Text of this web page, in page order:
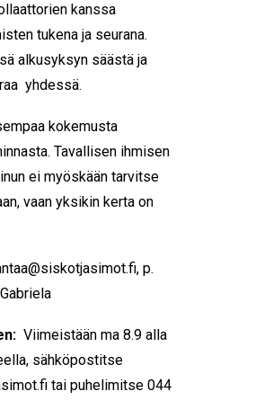
kanssa
tukena ja seurana.
alkusyksyn säästä ja
yhdessä.
kokemusta
Tavallisen ihmisen
ei myöskään tarvitse
vaan yksikin kerta on
p.
Viimeistään ma 8.9 alla
sähköpostitse
tai puhelimitse 044